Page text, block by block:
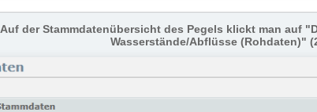
Auf der Stammdatenübersicht des Pegels klickt man auf
Wasserstände/Abflüsse (Rohdaten)"